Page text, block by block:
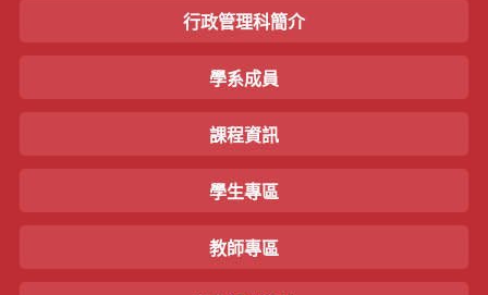
行政管理科簡介
學系成員
課程資訊
學生專區
教師專區